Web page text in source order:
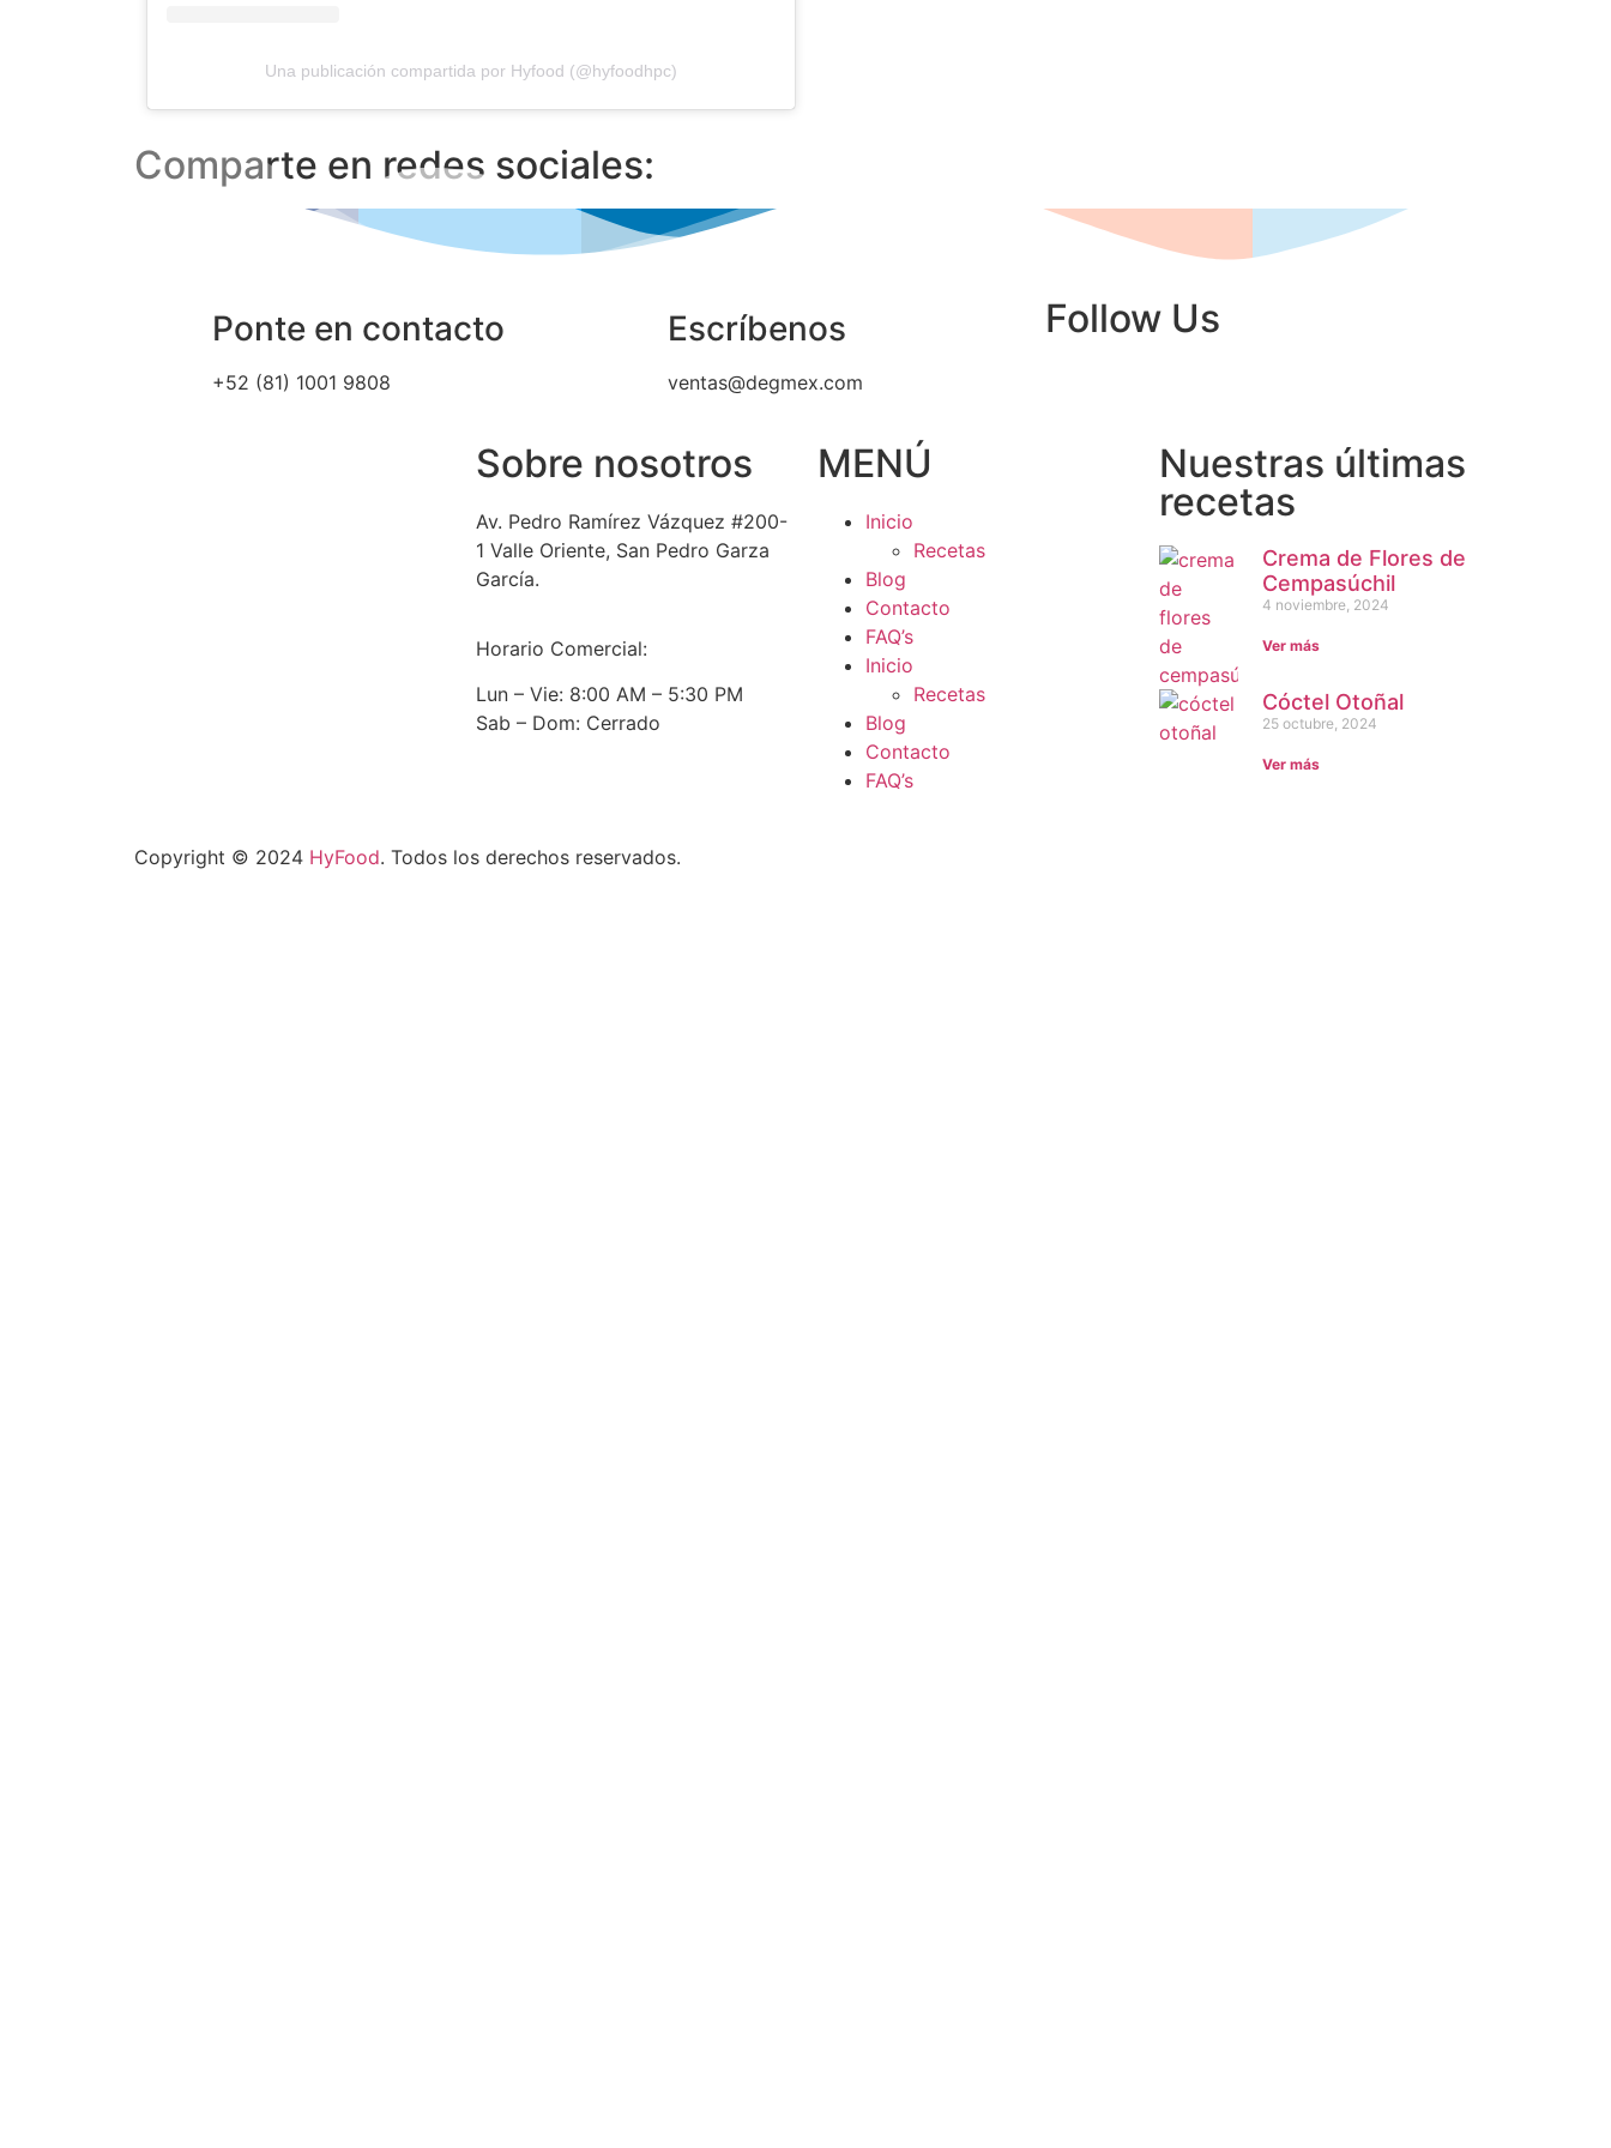
Una publicación compartida por Hyfood (@hyfoodhpc)
Comparte en redes sociales:
Ponte en contacto
+52 (81) 1001 9808
Escríbenos
ventas@degmex.com
Follow Us
Sobre nosotros
Av. Pedro Ramírez Vázquez #200-
1 Valle Oriente, San Pedro Garza
García.
Horario Comercial:
Lun – Vie: 8:00 AM – 5:30 PM
Sab – Dom: Cerrado
MENÚ
Inicio
Recetas
Blog
Contacto
FAQ’s
Inicio
Recetas
Blog
Contacto
FAQ’s
Nuestras últimas
recetas
Crema de Flores de
Cempasúchil
4 noviembre, 2024
Ver más
Cóctel Otoñal
25 octubre, 2024
Ver más
Copyright © 2024 HyFood. Todos los derechos reservados.